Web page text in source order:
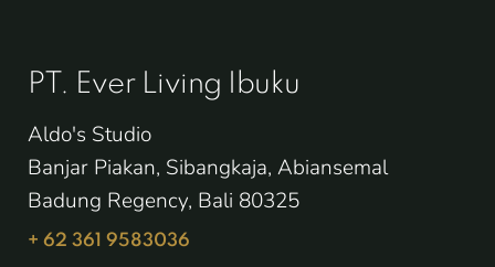
PT. Ever Living Ibuku
Aldo's Studio
Banjar Piakan, Sibangkaja, Abiansemal
Badung Regency, Bali 80325
+ 62 361 9583036